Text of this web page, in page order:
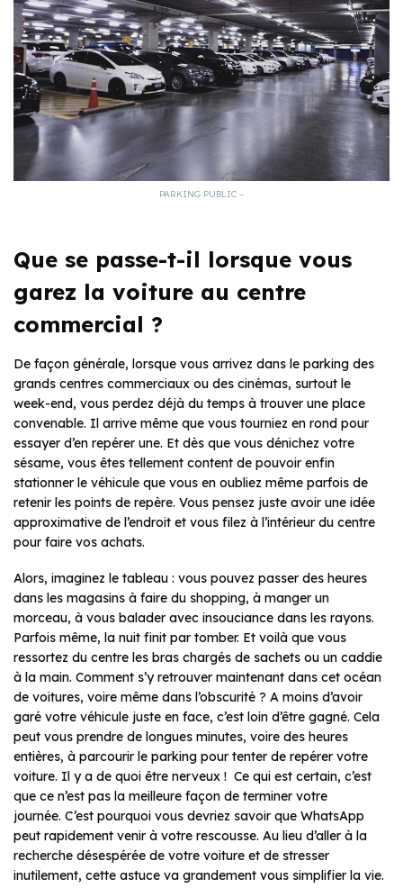
PARKING PUBLIC –
Que se passe-t-il lorsque vous
garez la voiture au centre
commercial ?
De façon générale, lorsque vous arrivez dans le parking des
grands centres commerciaux ou des cinémas, surtout le
week-end, vous perdez déjà du temps à trouver une place
convenable. Il arrive même que vous tourniez en rond pour
essayer d’en repérer une. Et dès que vous dénichez votre
sésame, vous êtes tellement content de pouvoir enfin
stationner le véhicule que vous en oubliez même parfois de
retenir les points de repère. Vous pensez juste avoir une idée
approximative de l’endroit et vous filez à l’intérieur du centre
pour faire vos achats.
Alors, imaginez le tableau : vous pouvez passer des heures
dans les magasins à faire du shopping, à manger un
morceau, à vous balader avec insouciance dans les rayons.
Parfois même, la nuit finit par tomber. Et voilà que vous
ressortez du centre les bras chargés de sachets ou un caddie
à la main. Comment s’y retrouver maintenant dans cet océan
de voitures, voire même dans l’obscurité ? A moins d’avoir
garé votre véhicule juste en face, c’est loin d’être gagné. Cela
peut vous prendre de longues minutes, voire des heures
entières, à parcourir le parking pour tenter de repérer votre
voiture. Il y a de quoi être nerveux ! Ce qui est certain, c’est
que ce n’est pas la meilleure façon de terminer votre
journée. C’est pourquoi vous devriez savoir que WhatsApp
peut rapidement venir à votre rescousse. Au lieu d’aller à la
recherche désespérée de votre voiture et de stresser
inutilement, cette astuce va grandement vous simplifier la vie.